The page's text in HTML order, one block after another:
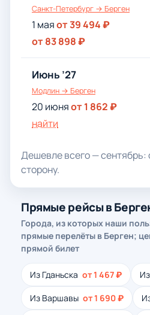
Санкт-Петербург → Берген
1 маяот 39 494 ₽
от 83 898 ₽
Июнь ’27
Модлин → Берген
20 июняот 1 862 ₽
найти
Дешевле всего — сентябрь:
сторону.
Прямые рейсы в
Города, из которых наши
прямые перелёты в Берген;
прямой билет
Из Гданьска от 1 467 ₽
Из Варшавы от 1 690 ₽